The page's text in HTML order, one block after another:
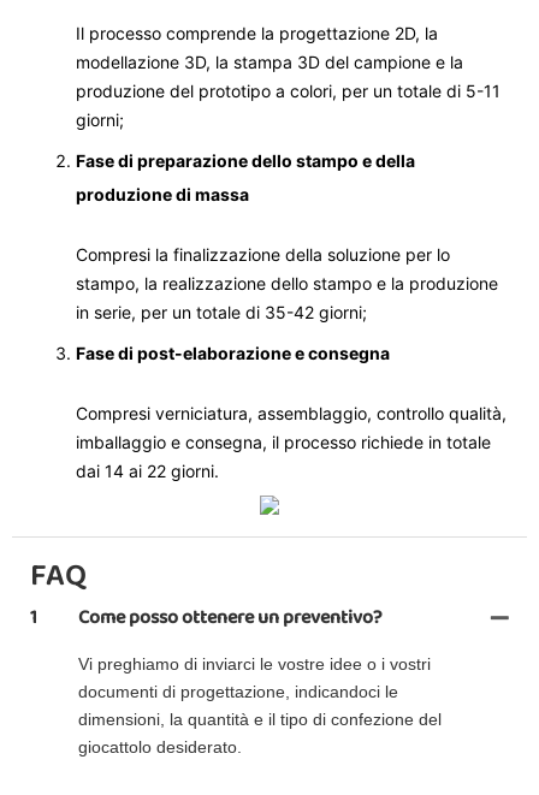
Il processo comprende la progettazione 2D, la
modellazione 3D, la stampa 3D del campione e la
produzione del prototipo a colori, per un totale di 5-11
giorni;
Fase di preparazione dello stampo e della
produzione di massa
Compresi la finalizzazione della soluzione per lo
stampo, la realizzazione dello stampo e la produzione
in serie, per un totale di 35-42 giorni;
Fase di post-elaborazione e consegna
Compresi verniciatura, assemblaggio, controllo qualità,
imballaggio e consegna, il processo richiede in totale
dai 14 ai 22 giorni.
FAQ
1 Come posso ottenere un preventivo?
Vi preghiamo di inviarci le vostre idee o i vostri
documenti di progettazione, indicandoci le
dimensioni, la quantità e il tipo di confezione del
giocattolo desiderato.